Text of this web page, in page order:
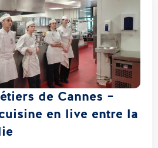
de Cannes –
en live entre la